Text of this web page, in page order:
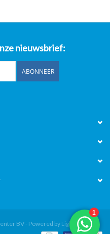
nieuwsbrief:
ABONNEER
BV - Powered by Lightspeed